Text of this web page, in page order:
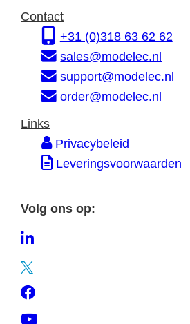
se
s
r
m
a
t
e
Contact
+31 (0)318 63 62 62
sales@modelec.nl
support@modelec.nl
order@modelec.nl
Links
Privacybeleid
Leveringsvoorwaarden
Volg ons op:
L
k
e
w
aY